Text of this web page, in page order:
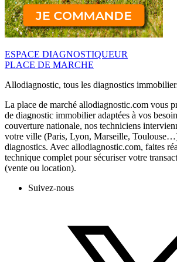
ESPACE DIAGNOSTIQUEUR
PLACE DE MARCHE
Allodiagnostic, tous les diagnostics
La place de marché allodiagnostic.com vous
de diagnostic immobilier adaptées à vos
couverture nationale, nos techniciens
votre ville (Paris, Lyon, Marseille,
diagnostics. Avec allodiagnostic.com, faites
technique complet pour sécuriser votre
(vente ou location).
Suivez-nous